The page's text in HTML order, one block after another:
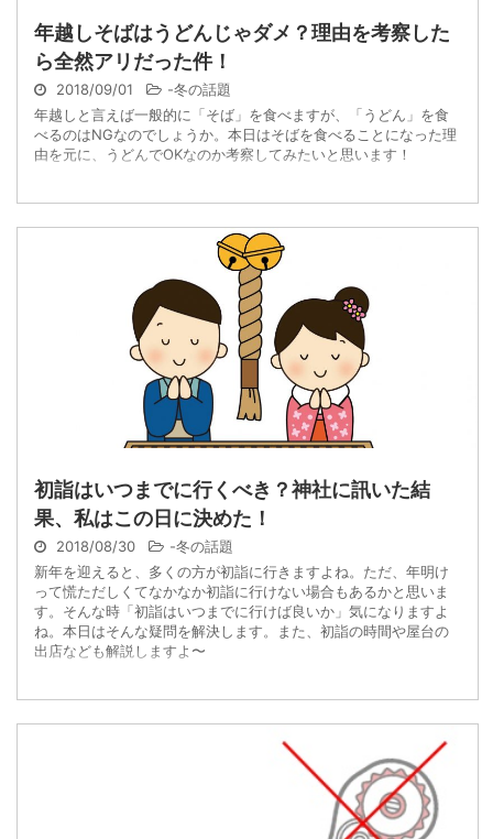
年越しそばはうどんじゃダメ？理由を考察した
ら全然アリだった件！
2018/09/01 -冬の話題
年越しと言えば一般的に「そば」を食べますが、「うどん」を食
べるのはNGなのでしょうか。本日はそばを食べることになった理
由を元に、うどんでOKなのか考察してみたいと思います！
初詣はいつまでに行くべき？神社に訊いた結
果、私はこの日に決めた！
2018/08/30 -冬の話題
新年を迎えると、多くの方が初詣に行きますよね。ただ、年明け
って慌ただしくてなかなか初詣に行けない場合もあるかと思いま
す。そんな時「初詣はいつまでに行けば良いか」気になりますよ
ね。本日はそんな疑問を解決します。また、初詣の時間や屋台の
出店なども解説しますよ〜